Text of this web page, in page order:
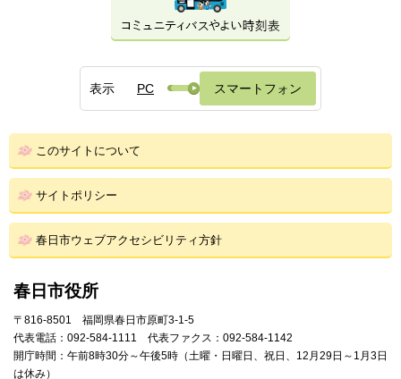
表示 PC スマートフォン
このサイトについて
サイトポリシー
春日市ウェブアクセシビリティ方針
春日市役所
〒816-8501 福岡県春日市原町3-1-5
代表電話：092-584-1111 代表ファクス：092-584-1142
開庁時間：午前8時30分～午後5時（土曜・日曜日、祝日、12月29日～1月3日
は休み）